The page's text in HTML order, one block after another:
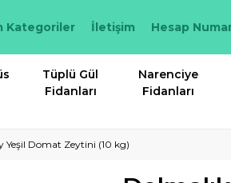
Kategoriler İletişim Hesap
Tüplü Gül
Fidanları
Narenciye
Fidanları
Yeşil Domat Zeytini (10 kg)